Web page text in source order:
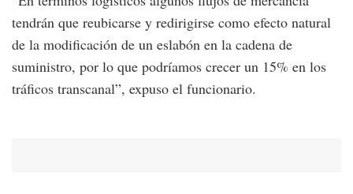
tendrán que reubicarse y redirigirse como efecto natural
de la modificación de un eslabón en la cadena de
suministro, por lo que podríamos crecer un 15% en los
tráficos transcanal”, expuso el funcionario.